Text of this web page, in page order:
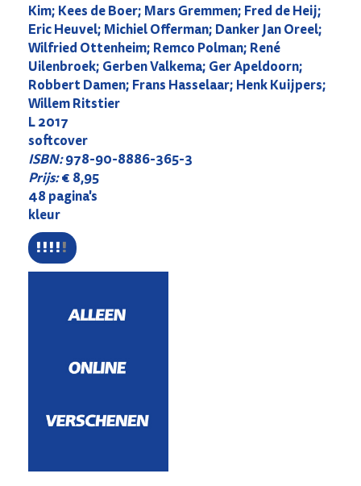
Kim; Kees de Boer; Mars Gremmen; Fred de Heij;
Eric Heuvel; Michiel Offerman; Danker Jan Oreel;
Wilfried Ottenheim; Remco Polman; René
Uilenbroek; Gerben Valkema; Ger Apeldoorn;
Robbert Damen; Frans Hasselaar; Henk Kuijpers;
Willem Ritstier
L 2017
softcover
ISBN:978-90-8886-365-3
Prijs:€ 8,95
48 pagina's
kleur